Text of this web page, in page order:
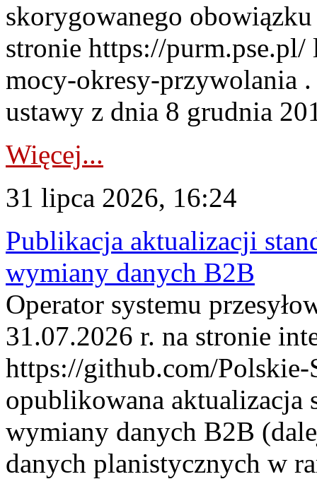
skorygowanego
stronie https://
mocy-okresy-przywolania
ustawy z dnia 8 grudnia
Więcej...
31 lipca 2026, 16:24
Publikacja aktualizacji
wymiany danych B2B
Operator systemu
31.07.2026 r. na stronie
https://github.com/Polskie-
opublikowana aktualizacja
wymiany danych B2B
danych planistycznych w